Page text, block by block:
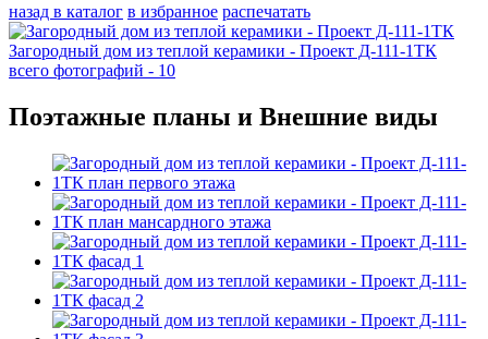
назад в каталог в избранное распечатать
Загородный дом из теплой керамики - Проект Д-111-1ТК
всего фотографий - 10
Поэтажные планы и Внешние виды